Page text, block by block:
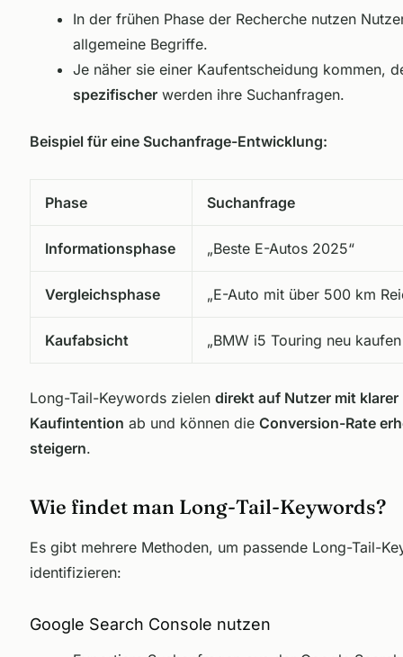
In der frühen Phase der Recherche nutzen
allgemeine Begriffe.
Je näher sie einer Kaufentscheidung kommen,
spezifischerwerden ihre Suchanfragen.
Beispiel für eine Suchanfrage-Entwicklung:
Phase Suchanfrage
Informationsphase „Beste E-Autos 2025“
Vergleichsphase „E-Auto mit über 500 km
Kaufabsicht „BMW i5 Touring neu kaufen
Long-Tail-Keywords zielen direkt auf Nutzer mit klarer
Kaufintention ab und können die Conversion-Rate
steigern.
Wie findet man Long-Tail-Keywords?
Es gibt mehrere Methoden, um passende Long-Tail-
identifizieren:
Google Search Console nutzen